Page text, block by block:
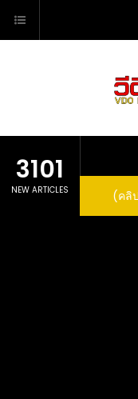
content
3101
NEW ARTICLES
ปในถัง จะได้ผล
expect that
(คลิ